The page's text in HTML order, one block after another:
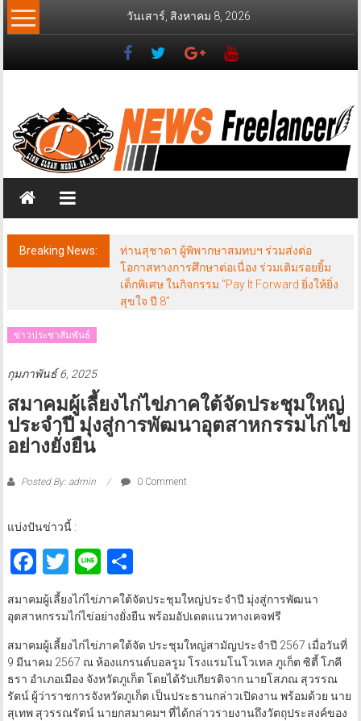
Skip
to
วันเสาร์, สิงหาคม 8, 2026
News
Freelancer
วส์
ฟรี
แลน
เซอร์
Breaking News:
ท่านสุชาดา ผู้พิพากษาสมทบฯ ร่วมส่งต่อ
โอกาสทางการศึกษาต่อเนื่อง ร่วมเติมรอยยิ้ม
เด็กพิเศษ ในกิจกรรม “Pay It Forward ยิ่งให้ยิ่ง
สุขใจ ปี 8”
ข่าวประชาสัมพันธ์
กุมภาพันธ์ 6, 2025
สมาคมผู้เลี้ยงไก่ไข่ภาคใต้จัดประชุมใหญ่
ประจำปี มุ่งสู่การพัฒนาอุตสาหกรรมไก่ไข่
อย่างยั่งยืน
Posted By: admin 0 Comment
แบ่งปันข่าวนี้ :
Facebook
Twitter
LineShare
สมาคมผู้เลี้ยงไก่ไข่ภาคใต้จัดประชุมใหญ่ประจำปี มุ่งสู่การพัฒนา
อุตสาหกรรมไก่ไข่อย่างยั่งยืน พร้อมอัปเดตแนวทางเคจฟรี
สมาคมผู้เลี้ยงไก่ไข่ภาคใต้จัด ประชุมใหญ่สามัญประจำปี 2567 เมื่อวันที่
9 มีนาคม 2567 ณ ห้องแกรนด์บอลรูม โรงแรมโนโวเทล ภูเก็ต ซิตี้ โภคี
ธรา อำเภอเมือง จังหวัดภูเก็ต โดยได้รับเกียรติจาก นายโสภณ สุวรรณ
รัตน์ ผู้ว่าราชการจังหวัดภูเก็ต เป็นประธานกล่าวเปิดงาน พร้อมด้วย นาย
สุเทพ สุวรรณรัตน์ นายกสมาคมฯ ที่ได้กล่าวรายงานถึงวัตถุประสงค์ของ